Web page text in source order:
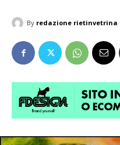
By redazione rietinvetrina